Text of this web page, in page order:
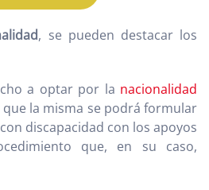
, se pueden destacar los
a optar por la nacionalidad
que la misma se podrá formular
discapacidad con los apoyos
que, en su caso,